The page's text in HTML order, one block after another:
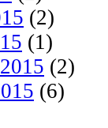
(2)
(1)
(2)
(6)